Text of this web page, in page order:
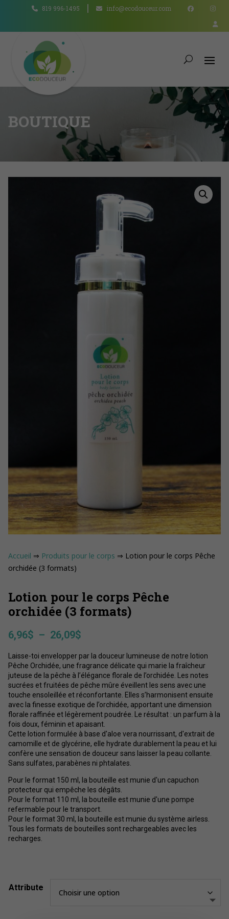
819 996-1495 info@ecodouceur.com
BOUTIQUE
Accueil ⇒ Produits pour le corps ⇒ Lotion pour le corps Pêche
orchidée (3 formats)
Lotion pour le corps Pêche
orchidée (3 formats)
6,96$ – 26,09$Plage
prix :
6,96$
à
26,09$
Laisse-toi envelopper par la douceur lumineuse de notre lotion
Pêche Orchidée, une fragrance délicate qui marie la fraîcheur
juteuse de la pêche à l’élégance florale de l’orchidée. Les notes
sucrées et fruitées de pêche mûre éveillent les sens avec une
touche ensoleillée et réconfortante. Elles s’harmonisent ensuite
avec la finesse exotique de l’orchidée, apportant une dimension
florale raffinée et légèrement poudrée. Le résultat : un parfum à la
fois doux, féminin et apaisant.
Cette lotion formulée à base d'aloe vera nourrissant, d'extrait de
camomille et de glycérine, elle hydrate durablement la peau et lui
confère une sensation de douceur sans laisser la peau collante.
Sans sulfates, parabènes ni phtalates.
Pour le format 150 ml, la bouteille est munie d'un capuchon
protecteur qui empêche les dégâts.
Pour le format 110 ml, la bouteille est munie d'une pompe
refermable pour le transport.
Pour le format 30 ml, la bouteille est munie du système airless.
Tous les formats de bouteilles sont rechargeables avec les
recharges.
Attribute